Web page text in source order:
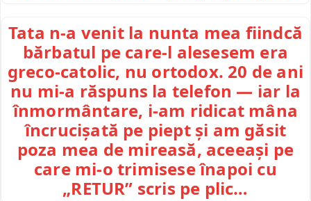
Tata n-a venit la nunta mea fiindcă
bărbatul pe care-l alesesem era
greco-catolic, nu ortodox. 20 de ani
nu mi-a răspuns la telefon — iar la
înmormântare, i-am ridicat mâna
încrucișată pe piept și am găsit
poza mea de mireasă, aceeași pe
care mi-o trimisese înapoi cu
„RETUR” scris pe plic…